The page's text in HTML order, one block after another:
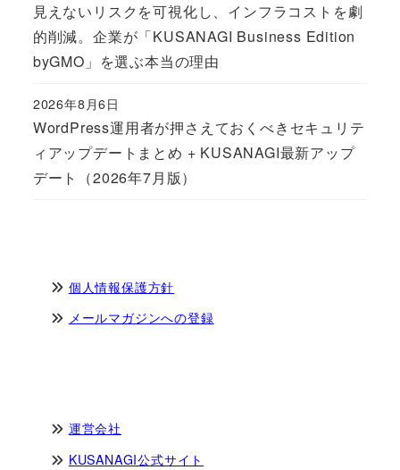
見えないリスクを可視化し、インフラコストを劇
的削減。企業が「KUSANAGI Business Edition
byGMO」を選ぶ本当の理由
WordPress運用者が押さえておくべきセキュリテ
ィアップデートまとめ + KUSANAGI最新アップ
デート（2026年7月版）
Published
2026年8月6日
個人情報保護方針
メールマガジンへの登録
運営会社
KUSANAGI公式サイト